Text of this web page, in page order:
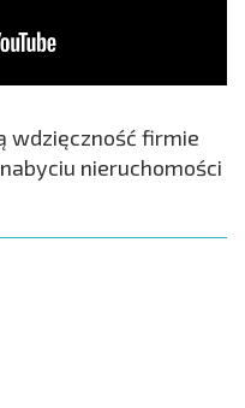
wdzięczność firmie
nieruchomości